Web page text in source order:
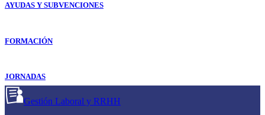
AYUDAS Y SUBVENCIONES
FORMACIÓN
JORNADAS
Gestión Laboral y RRHH